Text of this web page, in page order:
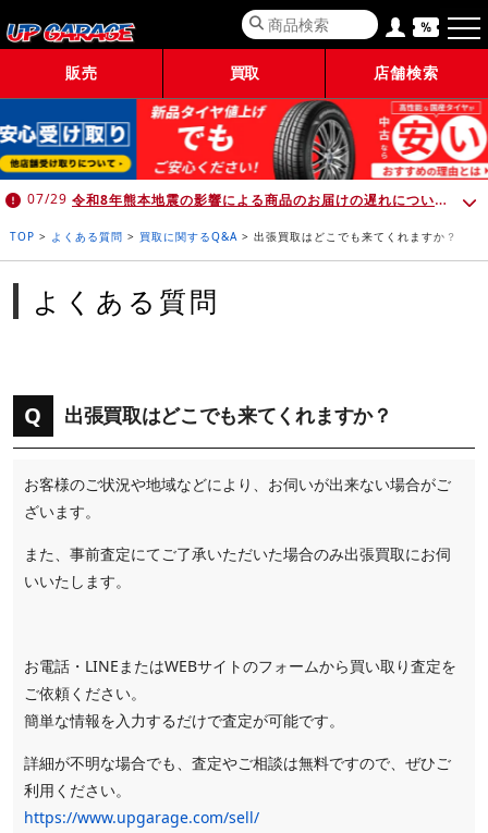
販売 買取 店舗検索
07/29 令和8年熊本地震の影響による商品のお届けの遅れについて （7月30日 10:00時点）
TOP > よくある質問 > 買取に関するQ&A> 出張買取はどこでも来てくれますか？
よくある質問
Q 出張買取はどこでも来てくれますか？
お客様のご状況や地域などにより、お伺いが出来ない場合がご
ざいます。
また、事前査定にてご了承いただいた場合のみ出張買取にお伺
いいたします。
お電話・LINEまたはWEBサイトのフォームから買い取り査定を
ご依頼ください。
簡単な情報を入力するだけで査定が可能です。
詳細が不明な場合でも、査定やご相談は無料ですので、ぜひご
利用ください。
https://www.upgarage.com/sell/